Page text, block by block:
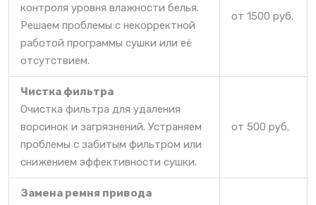
контроля уровня влажности белья.
Решаем проблемы с некорректной
работой программы сушки или её
отсутствием.
от 1500 руб.
Чистка фильтра
Очистка фильтра для удаления
ворсинок и загрязнений. Устраняем
проблемы с забитым фильтром или
снижением эффективности сушки.
от 500 руб.
Замена ремня привода